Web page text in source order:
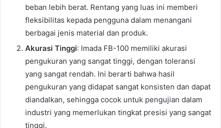
beban lebih berat. Rentang yang luas ini memberi
fleksibilitas kepada pengguna dalam menangani
berbagai jenis material dan produk.
Akurasi Tinggi: Imada FB-100 memiliki akurasi
pengukuran yang sangat tinggi, dengan toleransi
yang sangat rendah. Ini berarti bahwa hasil
pengukuran yang didapat sangat konsisten dan dapat
diandalkan, sehingga cocok untuk pengujian dalam
industri yang memerlukan tingkat presisi yang sangat
tinggi.